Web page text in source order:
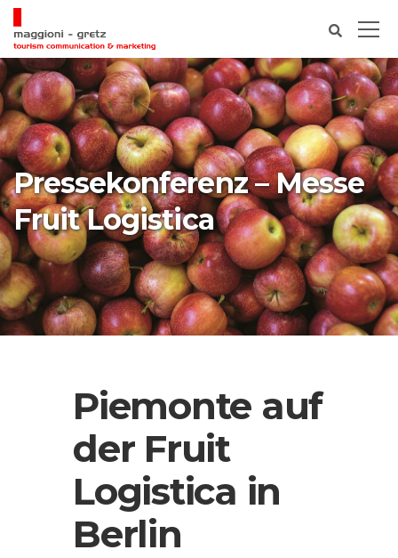
Pressekonferenz – Messe
Fruit Logistica
Piemonte auf
der Fruit
Logistica in
Berlin